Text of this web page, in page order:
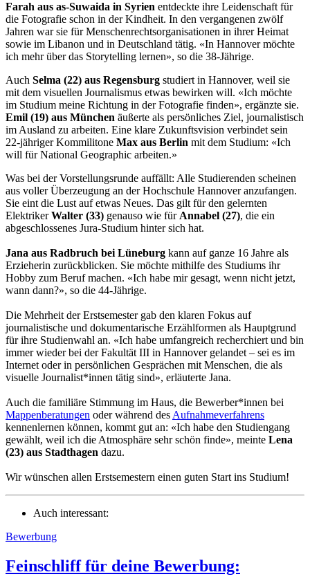
Farah aus as-Suwaida in Syrien entdeckte ihre Leidenschaft für
die Fotografie schon in der Kindheit. In den vergangenen zwölf
Jahren war sie für Menschenrechtsorganisationen in ihrer Heimat
sowie im Libanon und in Deutschland tätig. «In Hannover möchte
ich mehr über das Storytelling lernen», so die 38-Jährige.
Auch Selma (22) aus Regensburg studiert in Hannover, weil sie
mit dem visuellen Journalismus etwas bewirken will. «Ich möchte
im Studium meine Richtung in der Fotografie finden», ergänzte sie.
Emil (19) aus München äußerte als persönliches Ziel, journalistisch
im Ausland zu arbeiten. Eine klare Zukunftsvision verbindet sein
22-jähriger Kommilitone Max aus Berlin mit dem Studium: «Ich
will für National Geographic arbeiten.»
Was bei der Vorstellungsrunde auffällt: Alle Studierenden scheinen
aus voller Überzeugung an der Hochschule Hannover anzufangen.
Sie eint die Lust auf etwas Neues. Das gilt für den gelernten
ElektrikerWalter (33) genauso wie für Annabel (27), die ein
abgeschlossenes Jura-Studium hinter sich hat.
Jana aus Radbruch bei Lüneburg kann auf ganze 16 Jahre als
Erzieherin zurückblicken. Sie möchte mithilfe des Studiums ihr
Hobby zum Beruf machen. «Ich habe mir gesagt, wenn nicht jetzt,
wann dann?», so die 44-Jährige.
Die Mehrheit der Erstsemester gab den klaren Fokus auf
journalistische und dokumentarische Erzählformen als Hauptgrund
für ihre Studienwahl an. «Ich habe umfangreich recherchiert und bin
immer wieder bei der Fakultät III in Hannover gelandet – sei es im
Internet oder in persönlichen Gesprächen mit Menschen, die als
visuelle Journalist*innen tätig sind», erläuterte Jana.
Auch die familiäre Stimmung im Haus, die Bewerber*innen bei
Mappenberatungen oder während des Aufnahmeverfahrens
kennenlernen können, kommt gut an: «Ich habe den Studiengang
gewählt, weil ich die Atmosphäre sehr schön finde», meinte Lena
(23) aus Stadthagen dazu.
Wir wünschen allen Erstsemestern einen guten Start ins Studium!
Auch interessant:
Bewerbung
Feinschliff für deine Bewerbung: